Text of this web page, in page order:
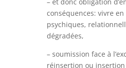
conséquences: vivre
psychiques,
dégradées,
– soumission face à
réinsertion ou